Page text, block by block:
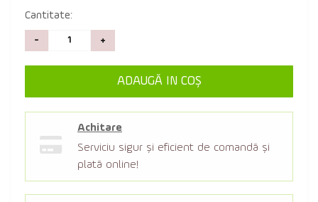
Cantitate:
- +
ADAUGĂ IN COŞ
Achitare
Serviciu sigur şi eficient de comandă şi
plată online!